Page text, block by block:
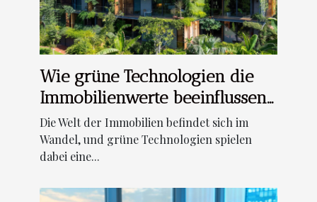
Wie grüne Technologien die
Immobilienwerte beeinflussen
können
Die Welt der Immobilien befindet sich im
Wandel, und grüne Technologien spielen
dabei eine...